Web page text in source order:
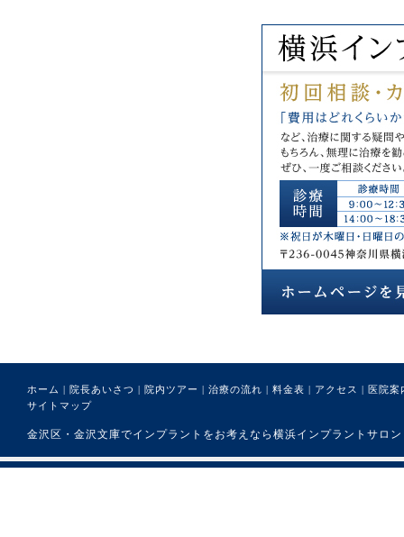
ホーム | 院長あいさつ | 院内ツアー | 治療の流れ | 料金表 | アクセス | 医院案
サイトマップ
金沢区・金沢文庫でインプラントをお考えなら横浜インプラントサ